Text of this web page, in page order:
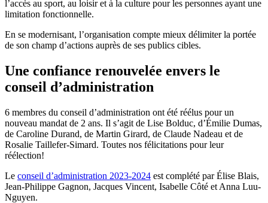
l’accès au sport, au loisir et à la culture pour les personnes ayant une
limitation fonctionnelle.
En se modernisant, l’organisation compte mieux délimiter la portée
de son champ d’actions auprès de ses publics cibles.
Une confiance renouvelée envers le
conseil d’administration
6 membres du conseil d’administration ont été réélus pour un
nouveau mandat de 2 ans. Il s’agit de Lise Bolduc, d’Émilie Dumas,
de Caroline Durand, de Martin Girard, de Claude Nadeau et de
Rosalie Taillefer-Simard. Toutes nos félicitations pour leur
réélection!
Le conseil d’administration 2023-2024 est complété par Élise Blais,
Jean-Philippe Gagnon, Jacques Vincent, Isabelle Côté et Anna Luu-
Nguyen.